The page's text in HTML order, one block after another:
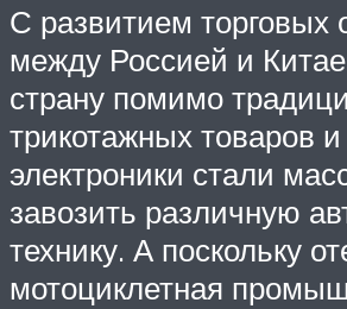
С развитием торговых
между Россией и
страну помимо
трикотажных товаров
электроники стали
завозить различную
технику. А поскольку
мотоциклетная